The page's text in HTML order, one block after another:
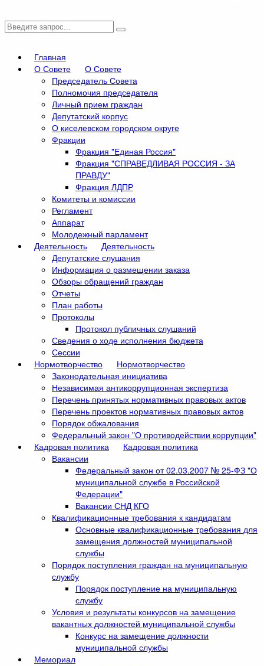
Главная
О Совете
О Совете
Председатель Совета
Полномочия председателя
Личный прием граждан
Депутатский корпус
О киселевском городском округе
Фракции
Фракция "Единая Россия"
Фракция "СПРАВЕДЛИВАЯ РОССИЯ - ЗА
ПРАВДУ"
Фракция ЛДПР
Комитеты и комиссии
Регламент
Аппарат
Молодежный парламент
Деятельность Деятельность
Депутатские слушания
Информация о размещении заказа
Обзоры обращений граждан
Отчеты
План работы
Протоколы
Протокол публичных слушаний
Сведения о ходе исполнения бюджета
Сессии
Нормотворчество Нормотворчество
Законодательная инициатива
Независимая антикоррупционная экспертиза
Перечень принятых нормативных правовых актов
Перечень проектов нормативных правовых актов
Порядок обжалования
Федеральный закон "О противодействии коррупции"
Кадровая политика Кадровая политика
Вакансии
Федеральный закон от 02.03.2007 № 25-ФЗ "О
муниципальной службе в Российской
Федерации"
Вакансии СНД КГО
Квалификационные требования к кандидатам
Основные квалификационные требования для
замещения должностей муниципальной
службы
Порядок поступления граждан на муниципальную
службу
Порядок поступление на муниципальную
службу
Условия и результаты конкурсов на замещение
вакантных должностей муниципальной службы
Конкурс на замещение должности
муниципальной службы
Мемориал